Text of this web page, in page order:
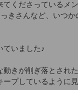
くださっているメ
きさんなど、いつか
ていました♪
きが削ぎ落とされ
プしているように見